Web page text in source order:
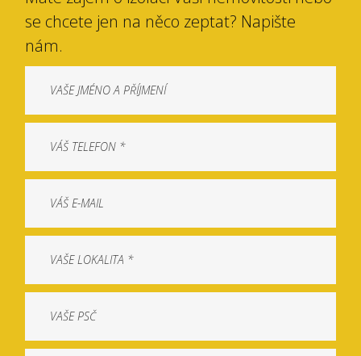
se chcete jen na něco zeptat? Napište
nám.